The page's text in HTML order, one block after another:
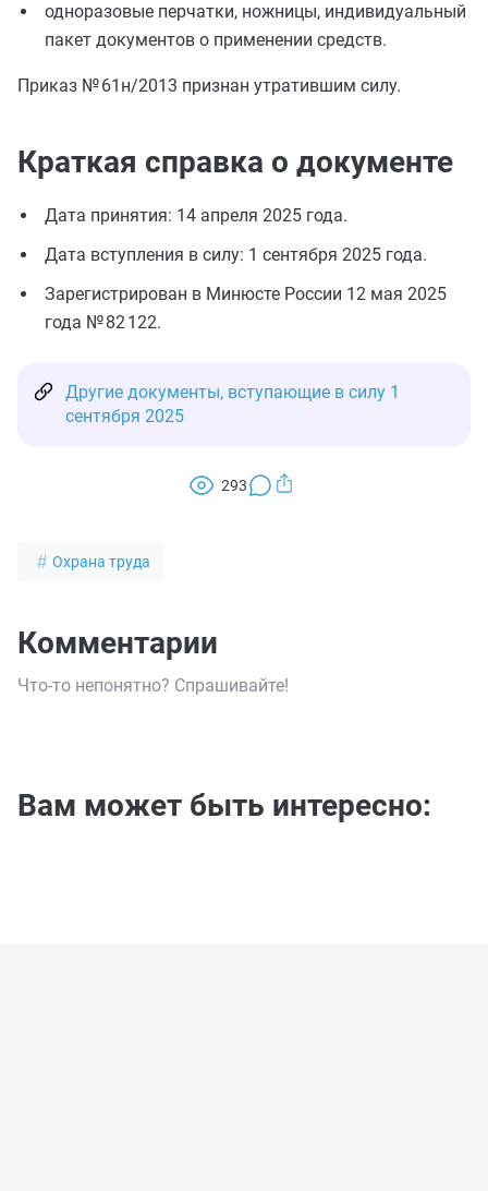
одноразовые перчатки, ножницы, индивидуальный
пакет документов о применении средств.
Приказ № 61н/2013 признан утратившим силу.
Краткая справка о документе
Дата принятия: 14 апреля 2025 года.
Дата вступления в силу: 1 сентября 2025 года.
Зарегистрирован в Минюсте России 12 мая 2025
года № 82 122.
Другие документы, вступающие в силу 1
сентября 2025
293
Охрана труда
Комментарии
Что-то непонятно? Спрашивайте!
Вам может быть интересно: